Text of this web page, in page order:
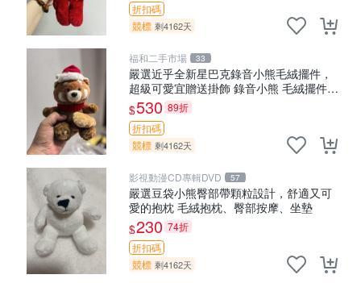
折扣碼
競標 剩4162天
福和二手市場 33
嚴選近乎全新星巴克錄音小熊毛絨擺件，
超級可愛宜贈送掛飾 錄音小熊 毛絨擺件
贈品
$530 89折
折扣碼
競標 剩4162天
影視動漫CD專輯DVD 57
嚴選豆袋小熊臀部帶顆粒設計，舒適又可
愛的抱枕 毛絨抱枕、臀部按摩、坐墊
$230 74折
折扣碼
競標 剩4162天